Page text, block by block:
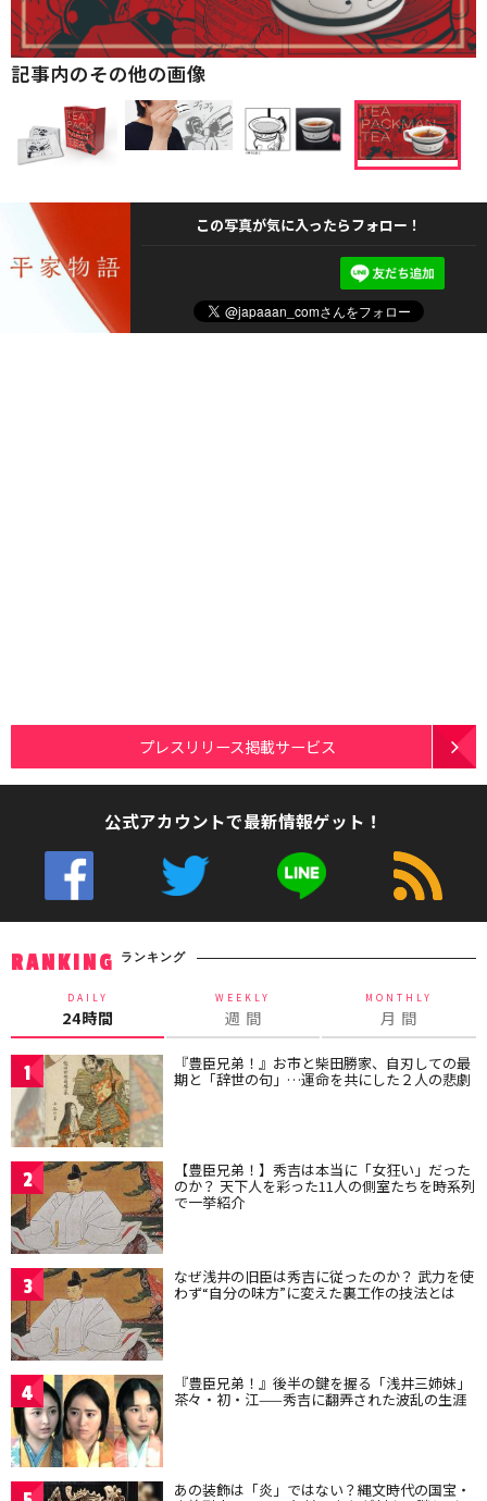
記事内のその他の画像
この写真が気に入ったらフォロー！
プレスリリース掲載サービス
公式アカウントで最新情報ゲット！
RANKING ランキング
DAILY
24時間
WEEKLY
週 間
MONTHLY
月 間
1 『豊臣兄弟！』お市と柴田勝家、自刃しての最
期と「辞世の句」…運命を共にした２人の悲劇
2 【豊臣兄弟！】秀吉は本当に「女狂い」だった
のか？ 天下人を彩った11人の側室たちを時系列
で一挙紹介
3 なぜ浅井の旧臣は秀吉に従ったのか？ 武力を使
わず“自分の味方”に変えた裏工作の技法とは
4 『豊臣兄弟！』後半の鍵を握る「浅井三姉妹」
茶々・初・江——秀吉に翻弄された波乱の生涯
あの装飾は「炎」ではない？縄文時代の国宝・